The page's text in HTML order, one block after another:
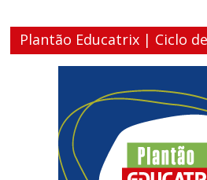
Plantão Educatrix | Ciclo